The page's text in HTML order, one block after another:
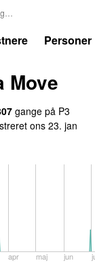
Personer
Move
gange på P3
ons 23. jan
apr maj jun